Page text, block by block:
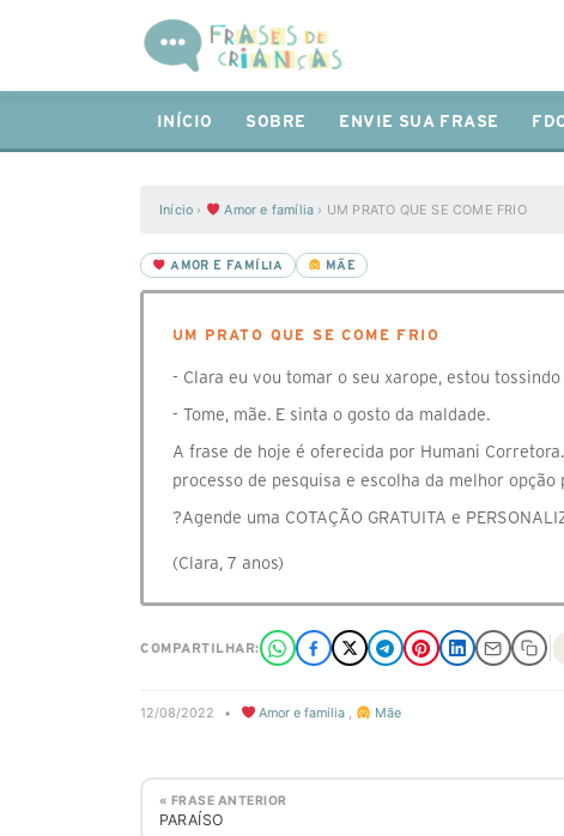
INÍCIO SOBRE ENVIE SUA FRASE
Início › Amor e família › UM PRATO QUE SE COME FRIO
AMOR E FAMÍLIA MÃE
UM PRATO QUE SE COME FRIO
- Clara eu vou tomar o seu xarope, estou
- Tome, mãe. E sinta o gosto da maldade.
A frase de hoje é oferecida por Humani
processo de pesquisa e escolha da melhor
?️Agende uma COTAÇÃO GRATUITA e
(Clara, 7 anos)
COMPARTILHAR:
12/08/2022 • Amor e família , Mãe
« FRASE ANTERIOR
PARAÍSO